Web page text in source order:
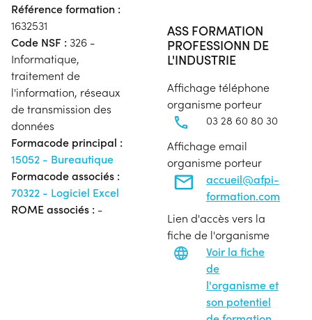
Référence formation :
1632531
Code NSF : 326 -
Informatique,
traitement de
l'information, réseaux
de transmission des
données
Formacode principal :
15052 - Bureautique
Formacode associés :
70322 - Logiciel Excel
ROME associés : -
ASS FORMATION
PROFESSIONN DE
L'INDUSTRIE
Affichage téléphone
organisme porteur
03 28 60 80 30
Affichage email
organisme porteur
accueil@afpi-
formation.com
Lien d'accès vers la
fiche de l'organisme
Voir la fiche
de
l'organisme et
son potentiel